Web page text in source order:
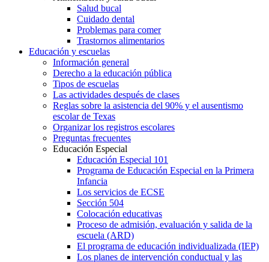
Salud bucal
Cuidado dental
Problemas para comer
Trastornos alimentarios
Educación y escuelas
Información general
Derecho a la educación pública
Tipos de escuelas
Las actividades después de clases
Reglas sobre la asistencia del 90% y el ausentismo
escolar de Texas
Organizar los registros escolares
Preguntas frecuentes
Educación Especial
Educación Especial 101
Programa de Educación Especial en la Primera
Infancia
Los servicios de ECSE
Sección 504
Colocación educativas
Proceso de admisión, evaluación y salida de la
escuela (ARD)
El programa de educación individualizada (IEP)
Los planes de intervención conductual y las